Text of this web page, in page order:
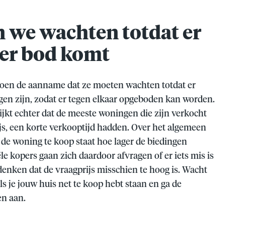
we wachten totdat er
bod komt
de aanname dat ze moeten wachten totdat er
zijn, zodat er tegen elkaar opgeboden kan worden.
echter dat de meeste woningen die zijn verkocht
een korte verkooptijd hadden. Over het algemeen
woning te koop staat hoe lager de biedingen
kopers gaan zich daardoor afvragen of er iets mis is
dat de vraagprijs misschien te hoog is. Wacht
je jouw huis net te koop hebt staan en ga de
aan.